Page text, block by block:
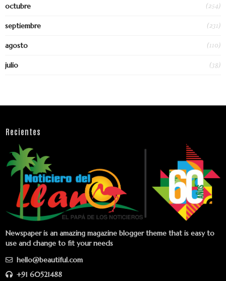
octubre (254)
septiembre (231)
agosto (110)
julio (38)
Recientes
Newspaper is an amazing magazine blogger theme that is easy to
use and change to fit your needs
hello@beautiful.com
+91 60521488